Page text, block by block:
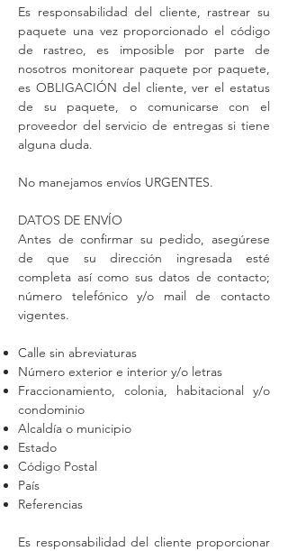
Es responsabilidad del cliente, rastrear su
paquete una vez proporcionado el código
de rastreo, es imposible por parte de
nosotros monitorear paquete por paquete,
es OBLIGACIÓN del cliente, ver el estatus
de su paquete, o comunicarse con el
proveedor del servicio de entregas si tiene
alguna duda.
No manejamos envíos URGENTES.
DATOS DE ENVÍO
Antes de confirmar su pedido, asegúrese
de que su dirección ingresada esté
completa así como sus datos de contacto;
número telefónico y/o mail de contacto
vigentes.
Calle sin abreviaturas
Número exterior e interior y/o letras
Fraccionamiento, colonia, habitacional y/o
condominio
Alcaldía o municipio
Estado
Código Postal
País
Referencias
Es responsabilidad del cliente proporcionar